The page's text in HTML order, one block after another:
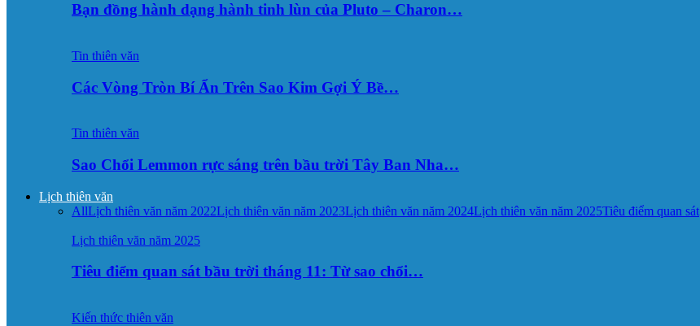
Bạn đồng hành dạng hành tinh lùn của Pluto – Charon…
Tin thiên văn
Các Vòng Tròn Bí Ẩn Trên Sao Kim Gợi Ý Bề…
Tin thiên văn
Sao Chổi Lemmon rực sáng trên bầu trời Tây Ban Nha…
Lịch thiên văn
AllLịch thiên văn năm 2022Lịch thiên văn năm 2023Lịch thiên văn năm 2024Lịch thiên văn năm 2025Tiêu điểm quan sát
Lịch thiên văn năm 2025
Tiêu điểm quan sát bầu trời tháng 11: Từ sao chổi…
Kiến thức thiên văn